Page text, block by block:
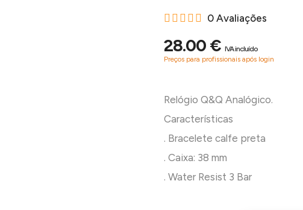
0 Avaliações
28.00 € IVA incluído
Preços para profissionais após login
Relógio Q&Q Analógico.
Características
. Bracelete calfe preta
. Caixa: 38 mm